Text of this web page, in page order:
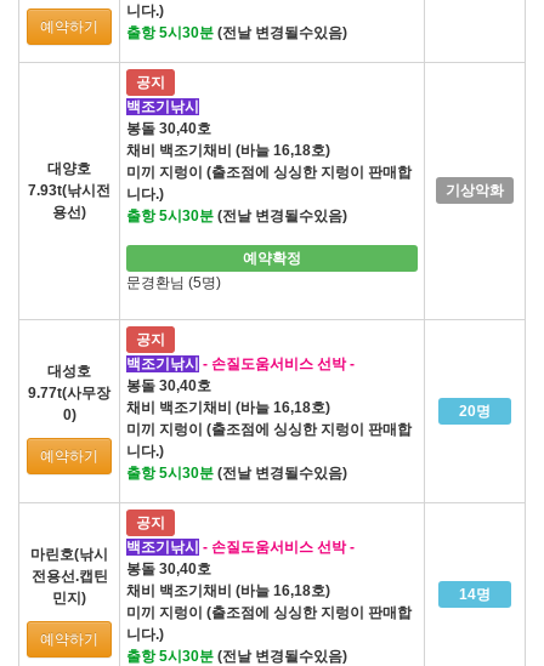
예약하기
니다.)
출항 5시30분 (전날 변경될수있음)
대양호
7.93t(낚시전
용선)
공지
백조기낚시
봉돌 30,40호
채비 백조기채비 (바늘 16,18호)
미끼 지렁이 (출조점에 싱싱한 지렁이 판매합
니다.)
출항 5시30분 (전날 변경될수있음)
예약확정
문경환님 (5명)
기상악화
대성호
9.77t(사무장
0)
예약하기
공지
백조기낚시 - 손질도움서비스 선박 -
봉돌 30,40호
채비 백조기채비 (바늘 16,18호)
미끼 지렁이 (출조점에 싱싱한 지렁이 판매합
니다.)
출항 5시30분 (전날 변경될수있음)
20명
마린호(낚시
전용선.캡틴
민지)
예약하기
공지
백조기낚시 - 손질도움서비스 선박 -
봉돌 30,40호
채비 백조기채비 (바늘 16,18호)
미끼 지렁이 (출조점에 싱싱한 지렁이 판매합
니다.)
출항 5시30분 (전날 변경될수있음)
14명